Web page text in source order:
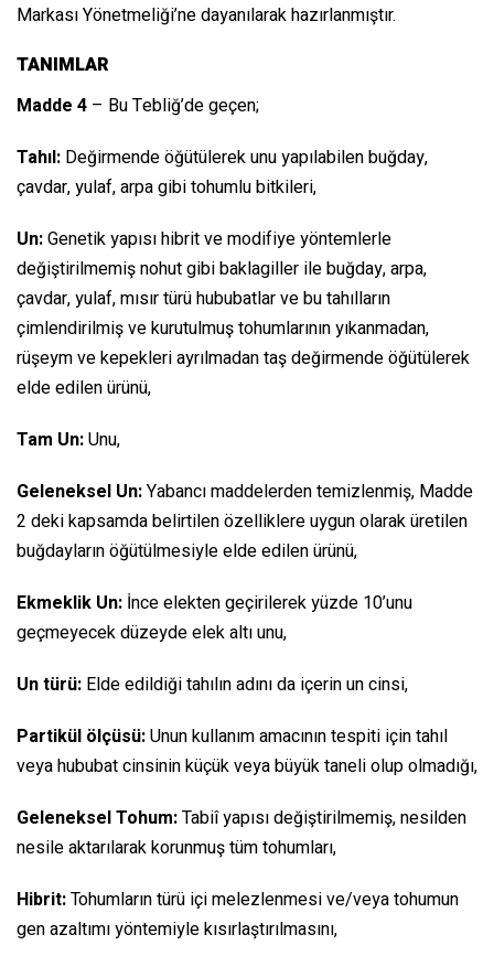
Markası Yönetmeliği’ne dayanılarak hazırlanmıştır.
TANIMLAR
Madde 4 – Bu Tebliğ’de geçen;
Tahıl: Değirmende öğütülerek unu yapılabilen buğday,
çavdar, yulaf, arpa gibi tohumlu bitkileri,
Un:Genetik yapısı hibrit ve modifiye yöntemlerle
değiştirilmemiş nohut gibi baklagiller ile buğday, arpa,
çavdar, yulaf, mısır türü hububatlar ve bu tahılların
çimlendirilmiş ve kurutulmuş tohumlarının yıkanmadan,
rüşeym ve kepekleri ayrılmadan taş değirmende öğütülerek
elde edilen ürünü,
Tam Un:Unu,
Geleneksel Un:Yabancı maddelerden temizlenmiş, Madde
2 deki kapsamda belirtilen özelliklere uygun olarak üretilen
buğdayların öğütülmesiyle elde edilen ürünü,
Ekmeklik Un: İnce elekten geçirilerek yüzde 10’unu
geçmeyecek düzeyde elek altı unu,
Un türü: Elde edildiği tahılın adını da içerin un cinsi,
Partikül ölçüsü:Unun kullanım amacının tespiti içintahıl
veya hububat cinsinin küçük veya büyük taneli olup olmadığı,
Geleneksel Tohum:Tabiî yapısı değiştirilmemiş, nesilden
nesile aktarılarak korunmuş tüm tohumları,
Hibrit:Tohumların türü içi melezlenmesi ve/veya tohumun
gen azaltımı yöntemiyle kısırlaştırılmasını,